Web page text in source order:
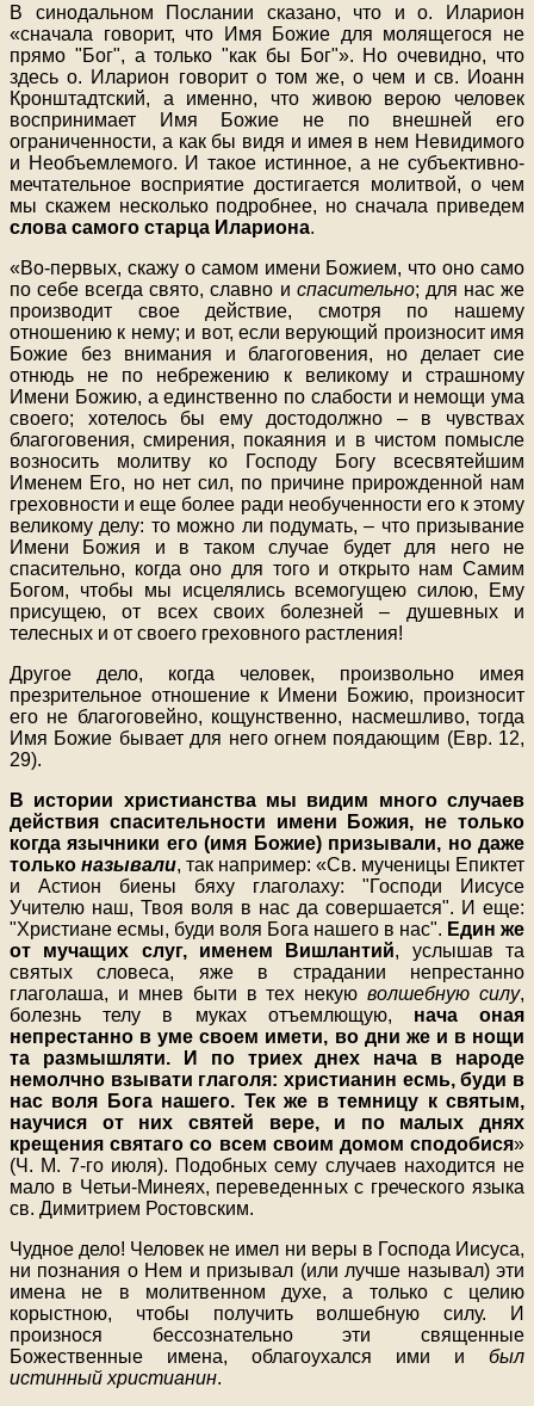
В синодальном Послании сказано, что и о. Иларион
«сначала говорит, что Имя Божие для молящегося не
прямо "Бог", а только "как бы Бог"». Но очевидно, что
здесь о. Иларион говорит о том же, о чем и св. Иоанн
Кронштадтский, а именно, что живою верою человек
воспринимает Имя Божие не по внешней его
ограниченности, а как бы видя и имея в нем Невидимого
и Необъемлемого. И такое истинное, а не субъективно-
мечтательное восприятие достигается молитвой, о чем
мы скажем несколько подробнее, но сначала приведем
слова самого старца Илариона.
«Во-первых, скажу о самом имени Божием, что оно само
по себе всегда свято, славно и спасительно; для нас же
производит свое действие, смотря по нашему
отношению к нему; и вот, если верующий произносит имя
Божие без внимания и благоговения, но делает сие
отнюдь не по небрежению к великому и страшному
Имени Божию, а единственно по слабости и немощи ума
своего; хотелось бы ему достодолжно – в чувствах
благоговения, смирения, покаяния и в чистом помысле
возносить молитву ко Господу Богу всесвятейшим
Именем Его, но нет сил, по причине прирожденной нам
греховности и еще более ради необученности его к этому
великому делу: то можно ли подумать, – что призывание
Имени Божия и в таком случае будет для него не
спасительно, когда оно для того и открыто нам Самим
Богом, чтобы мы исцелялись всемогущею силою, Ему
присущею, от всех своих болезней – душевных и
телесных и от своего греховного растления!
Другое дело, когда человек, произвольно имея
презрительное отношение к Имени Божию, произносит
его не благоговейно, кощунственно, насмешливо, тогда
Имя Божие бывает для него огнем поядающим (Евр. 12,
29).
В истории христианства мы видим много случаев
действия спасительности имени Божия, не только
когда язычники его (имя Божие) призывали, но даже
только называли, так например: «Св. мученицы Епиктет
и Астион биены бяху глаголаху: "Господи Иисусе
Учителю наш, Твоя воля в нас да совершается". И еще:
"Христиане есмы, буди воля Бога нашего в нас". Един же
от мучащих слуг, именем Вишлантий, услышав та
святых словеса, яже в страдании непрестанно
глаголаша, и мнев быти в тех некуюволшебную силу,
болезнь телу в муках отъемлющую, нача оная
непрестанно в уме своем имети, во дни же и в нощи
та размышляти. И по триех днех нача в народе
немолчно взывати глаголя: христианин есмь, буди в
нас воля Бога нашего. Тек же в темницу к святым,
научися от них святей вере, и по малых днях
крещения святаго со всем своим домом сподобися»
(Ч. М. 7-го июля). Подобных сему случаев находится не
мало в Четьи-Минеях, переведенных с греческого языка
св. Димитрием Ростовским.
Чудное дело! Человек не имел ни веры в Господа Иисуса,
ни познания о Нем и призывал (или лучше называл) эти
имена не в молитвенном духе, а только с целию
корыстною, чтобы получить волшебную силу. И
произнося бессознательно эти священные
Божественные имена, облагоухался ими и был
истинный христианин.